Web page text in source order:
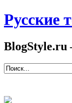
Русские
BlogStyle.ru